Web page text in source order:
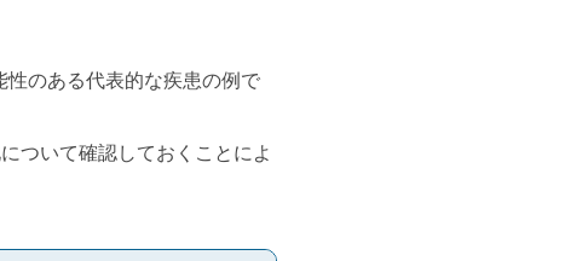
のある代表的な疾患の例で
ついて確認しておくことによ